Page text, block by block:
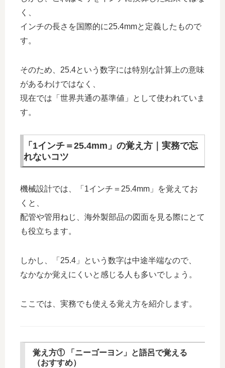
く、
インチの長さを国際的に25.4mmと定義したもので
す。
そのため、25.4という数字には特別な計算上の意味
があるわけではなく、
現在では「世界共通の基準値」として使われていま
す。
「1インチ＝25.4mm」の覚え方｜実務で忘
れないコツ
機械設計では、「1インチ＝25.4mm」を覚えてお
くと、
配管や管用ねじ、海外製部品の図面を見る際にとて
も役立ちます。
しかし、「25.4」という数字は中途半端なので、
なかなか覚えにくいと感じる人も多いでしょう。
ここでは、実務でも使える覚え方を紹介します。
覚え方① 「ニーゴーヨン」と語呂で覚える
（おすすめ）